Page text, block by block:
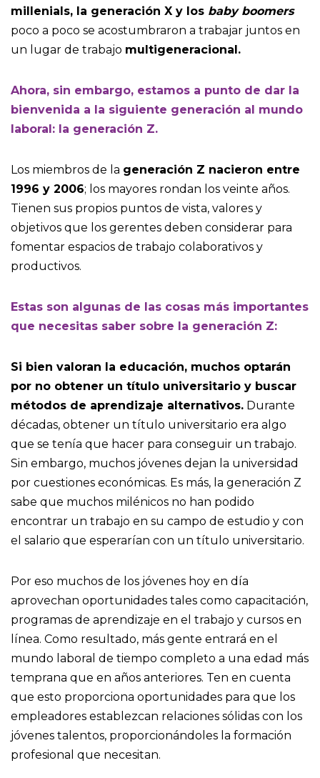
millenials, la generación X y los baby boomers
poco a poco se acostumbraron a trabajar juntos en
un lugar de trabajo multigeneracional.
Ahora, sin embargo, estamos a punto de dar la
bienvenida a la siguiente generación al mundo
laboral: la generación Z.
Los miembros de la generación Z nacieron entre
1996 y 2006; los mayores rondan los veinte años.
Tienen sus propios puntos de vista, valores y
objetivos que los gerentes deben considerar para
fomentar espacios de trabajo colaborativos y
productivos.
Estas son algunas de las cosas más importantes
que necesitas saber sobre la generación Z:
Si bien valoran la educación, muchos optarán
por no obtener un título universitario y buscar
métodos de aprendizaje alternativos. Durante
décadas, obtener un título universitario era algo
que se tenía que hacer para conseguir un trabajo.
Sin embargo, muchos jóvenes dejan la universidad
por cuestiones económicas. Es más, la generación Z
sabe que muchos milénicos no han podido
encontrar un trabajo en su campo de estudio y con
el salario que esperarían con un título universitario.
Por eso muchos de los jóvenes hoy en día
aprovechan oportunidades tales como capacitación,
programas de aprendizaje en el trabajo y cursos en
línea. Como resultado, más gente entrará en el
mundo laboral de tiempo completo a una edad más
temprana que en años anteriores. Ten en cuenta
que esto proporciona oportunidades para que los
empleadores establezcan relaciones sólidas con los
jóvenes talentos, proporcionándoles la formación
profesional que necesitan.